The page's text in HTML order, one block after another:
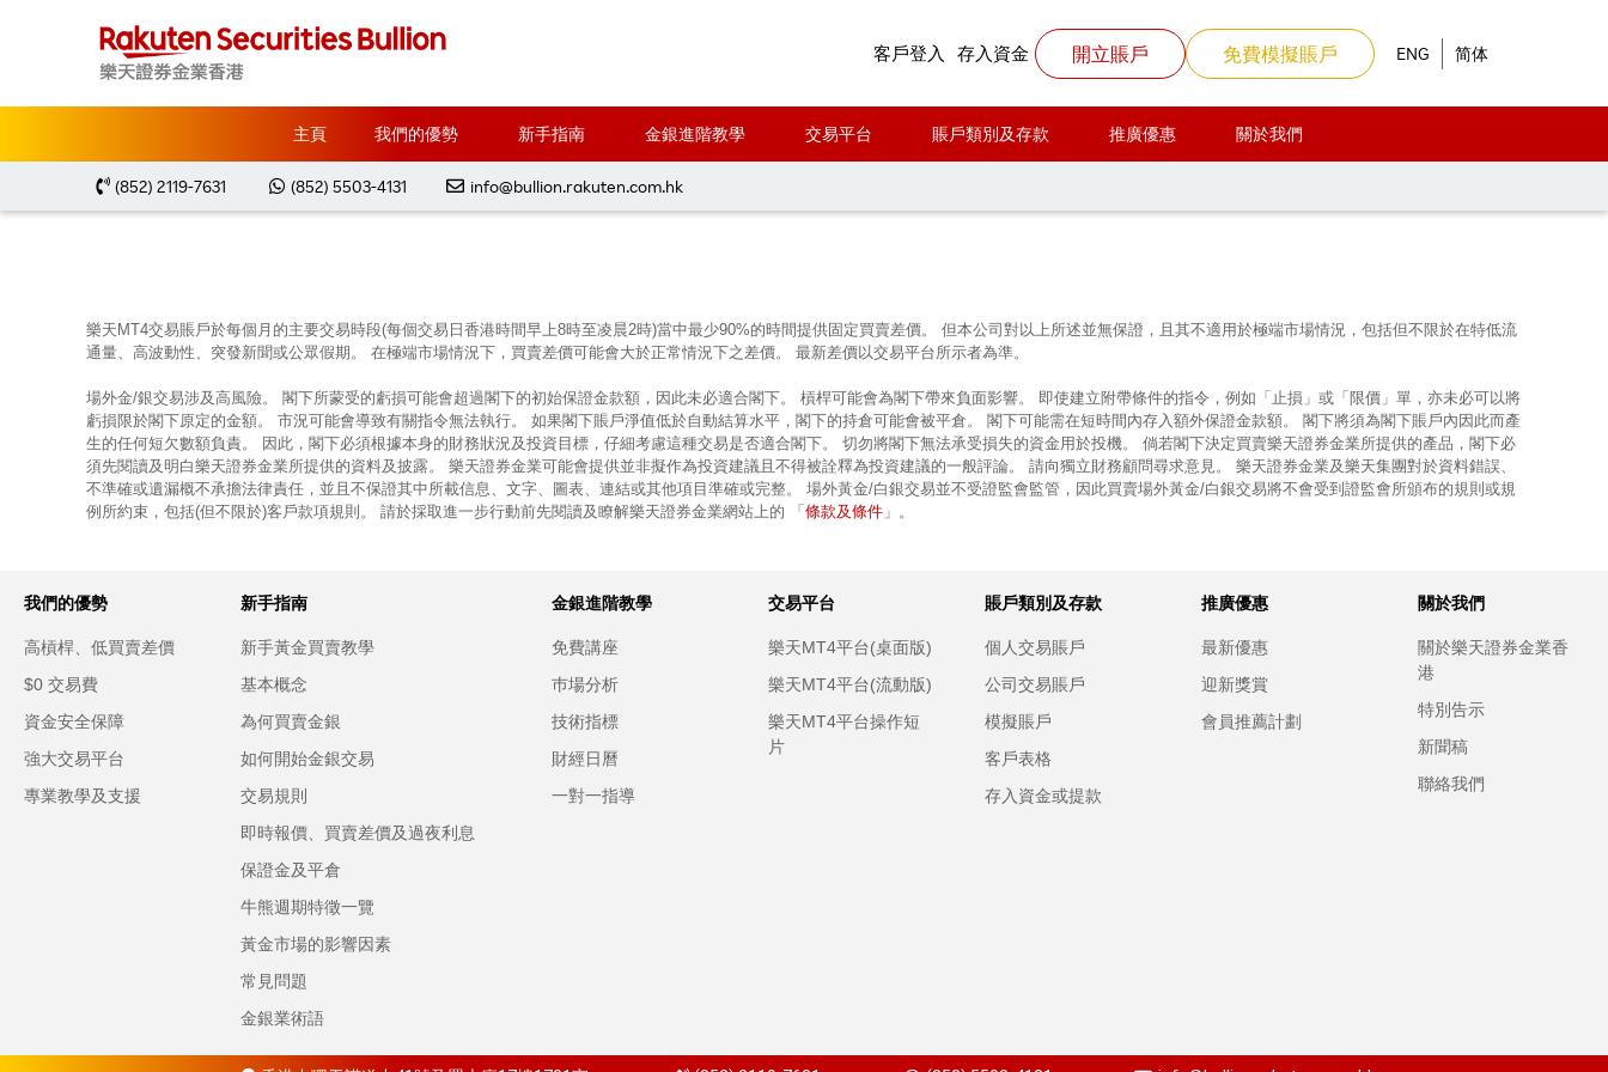
客戶登入 存入資金 開立賬戶 免費模擬賬戶 ENG 简体
主頁 我們的優勢 新手指南 金銀進階教學 交易平台 賬戶類別及存款 推廣優惠 關於我們
(852) 2119-7631 (852) 5503-4131 info@bullion.rakuten.com.hk
主頁 Market Analysis 每周黃金分析 20250317
每周黃金分析 20250317
樂天MT4交易賬戶於每個月的主要交易時段(每個交易日香港時間早上8時至凌晨2時)當中最少90%的時間提供固定買賣差價。 但本公司對以上所述並無保證，且其不適用於極端市場情況，包括但不限於在特低流
通量、高波動性、突發新聞或公眾假期。 在極端市場情況下，買賣差價可能會大於正常情況下之差價。 最新差價以交易平台所示者為準。
場外金/銀交易涉及高風險。 閣下所蒙受的虧損可能會超過閣下的初始保證金款額，因此未必適合閣下。 槓桿可能會為閣下帶來負面影響。 即使建立附帶條件的指令，例如「止損」或「限價」單，亦未必可以將
虧損限於閣下原定的金額。 市況可能會導致有關指令無法執行。 如果閣下賬戶淨值低於自動結算水平，閣下的持倉可能會被平倉。 閣下可能需在短時間內存入額外保證金款額。 閣下將須為閣下賬戶內因此而產
生的任何短欠數額負責。 因此，閣下必須根據本身的財務狀況及投資目標，仔細考慮這種交易是否適合閣下。 切勿將閣下無法承受損失的資金用於投機。 倘若閣下決定買賣樂天證券金業所提供的產品，閣下必
須先閱讀及明白樂天證券金業所提供的資料及披露。 樂天證券金業可能會提供並非擬作為投資建議且不得被詮釋為投資建議的一般評論。 請向獨立財務顧問尋求意見。 樂天證券金業及樂天集團對於資料錯誤、
不準確或遺漏概不承擔法律責任，並且不保證其中所載信息、文字、圖表、連結或其他項目準確或完整。 場外黃金/白銀交易並不受證監會監管，因此買賣場外黃金/白銀交易將不會受到證監會所頒布的規則或規
例所約束，包括(但不限於)客戶款項規則。 請於採取進一步行動前先閱讀及瞭解樂天證券金業網站上的 「 條款及條件 」。
我們的優勢
高槓桿、低買賣差價
$0 交易費
資金安全保障
強大交易平台
專業教學及支援
新手指南
新手黃金買賣教學
基本概念
為何買賣金銀
如何開始金銀交易
交易規則
即時報價、買賣差價及過夜利息
保證金及平倉
牛熊週期特徵一覽
黃金市場的影響因素
常見問題
金銀業術語
金銀進階教學
免費講座
巿場分析
技術指標
財經日曆
一對一指導
交易平台
樂天MT4平台(桌面版)
樂天MT4平台(流動版)
樂天MT4平台操作短
片
賬戶類別及存款
個人交易賬戶
公司交易賬戶
模擬賬戶
客戶表格
存入資金或提款
推廣優惠
最新優惠
迎新獎賞
會員推薦計劃
關於我們
關於樂天證券金業香
港
特別告示
新聞稿
聯絡我們